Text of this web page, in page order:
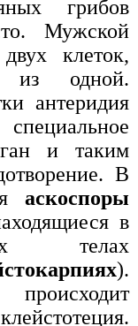
грибов
Мужской
клеток,
одной.
антеридия
и таким
В
аскоспоры
в
телах
).
происходит